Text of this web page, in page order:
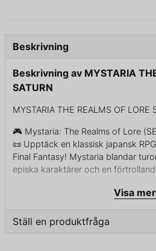
Beskrivning
Beskrivning av MYSTARIA
SATURN
MYSTARIA THE REALMS OF
🎮 Mystaria: The Realms of Lore
📜 Upptäck en klassisk japansk
Final Fantasy! Mystaria blandar
episka karaktärer och en
🐉 Lär känna sju spelbara hjältar,
bakgrundsberättelser och
kombinera i vilken ordning de får
strategiska kedjor och kraftfulla
Visa mer
Ställ en produktfråga